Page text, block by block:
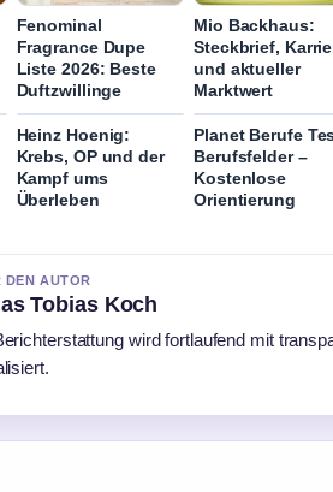
Fenominal
Fragrance Dupe
Liste 2026: Beste
Duftzwillinge
Mio Backhaus:
Steckbrief,
und aktueller
Marktwert
Heinz Hoenig:
Krebs, OP und der
Kampf ums
Überleben
Planet Berufe
Berufsfelder –
Kostenlose
Orientierung
DEN AUTOR
Tobias Koch
wird fortlaufend mit